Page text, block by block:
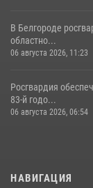
В Белгороде
областно...
06 августа 2026, 11:23
Росгвардия
83-й годо...
06 августа 2026, 06:54
НАВИГАЦИЯ